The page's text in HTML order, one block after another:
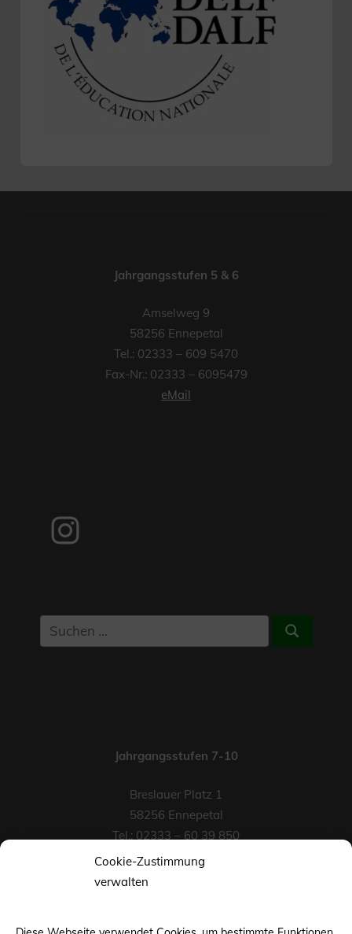
Cookie-Zustimmung
verwalten
Jahrgangsstufen 5 & 6
Amselweg 9
58256 Ennepetal
Tel.: 02333 – 609 5470
Fax-Nr.: 02333 – 6095479
eMail
Instagram
Suchen
nach:
Suchen
Jahrgangsstufen 7-10
Breslauer Platz 1
58256 Ennepetal
Tel.: 02333 – 60 39 850
Fax-Nr.: 02333 – 60 39 852